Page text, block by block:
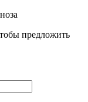
предложить